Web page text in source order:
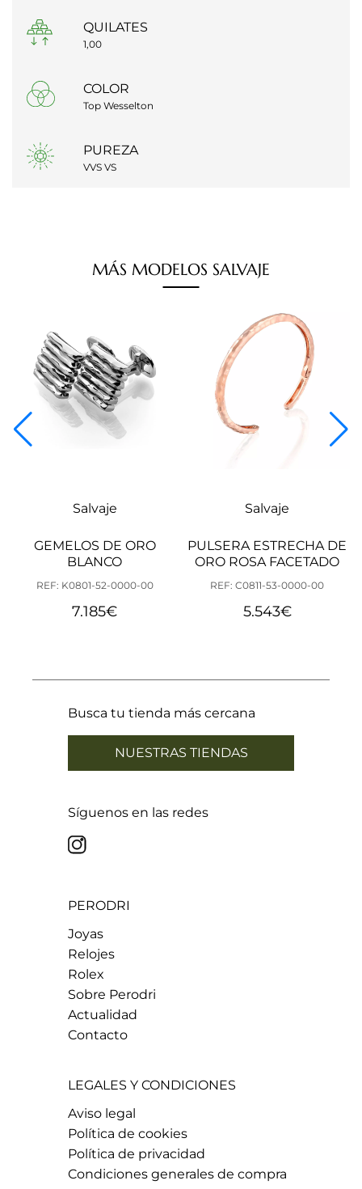
QUILATES
1,00
COLOR
Top Wesselton
PUREZA
VVS VS
MÁS MODELOS SALVAJE
Salvaje
GEMELOS DE ORO
BLANCO
REF: K0801-52-0000-00
7.185€
Salvaje
PULSERA ESTRECHA DE
ORO ROSA FACETADO
REF: C0811-53-0000-00
5.543€
Busca tu tienda más cercana
NUESTRAS TIENDAS
Síguenos en las redes
PERODRI
Joyas
Relojes
Rolex
Sobre Perodri
Actualidad
Contacto
LEGALES Y CONDICIONES
Aviso legal
Política de cookies
Política de privacidad
Condiciones generales de compra